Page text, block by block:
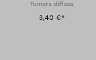
Turnera diffusa
3,40 €*